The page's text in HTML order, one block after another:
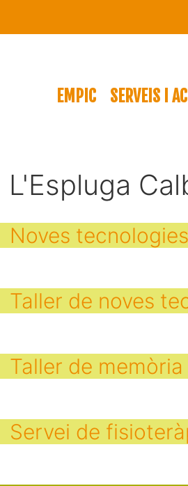
EMPIC SERVEIS I
L'Espluga
Noves
Taller de noves
Taller de memòria
Servei de